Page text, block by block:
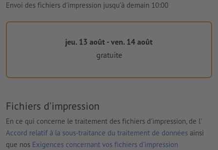
Envoi des fichiers d'impression jusqu'à demain 10:00
jeu. 13 août - ven. 14 août
gratuite
Fichiers d'impression
En ce qui concerne le traitement des fichiers d'impression, de l'
Accord relatif à la sous-traitance du traitement de données ainsi
que nos Exigences concernant vos fichiers d'impression